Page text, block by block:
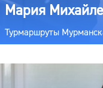
Мария
Турмаршруты